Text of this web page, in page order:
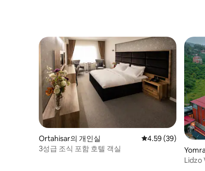
Ortahisar의 개인실 평점 4.59점(5점 만
4.59 (39)
3성급 조식 포함 호텔 객실
Lidzo